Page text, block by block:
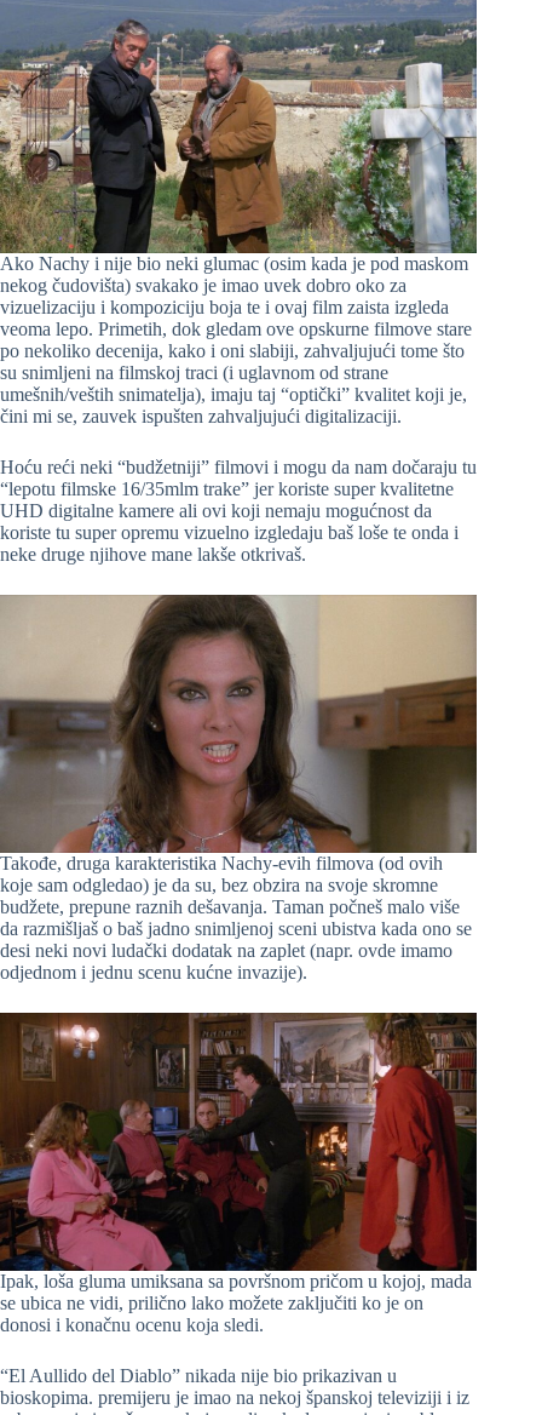
Ako Nachy i nije bio neki glumac (osim kada je pod maskom
nekog čudovišta) svakako je imao uvek dobro oko za
vizuelizaciju i kompoziciju boja te i ovaj film zaista izgleda
veoma lepo. Primetih, dok gledam ove opskurne filmove stare
po nekoliko decenija, kako i oni slabiji, zahvaljujući tome što
su snimljeni na filmskoj traci (i uglavnom od strane
umešnih/veštih snimatelja), imaju taj “optički” kvalitet koji je,
čini mi se, zauvek ispušten zahvaljujući digitalizaciji.
Hoću reći neki “budžetniji” filmovi i mogu da nam dočaraju tu
“lepotu filmske 16/35mlm trake” jer koriste super kvalitetne
UHD digitalne kamere ali ovi koji nemaju mogućnost da
koriste tu super opremu vizuelno izgledaju baš loše te onda i
neke druge njihove mane lakše otkrivaš.
Takođe, druga karakteristika Nachy-evih filmova (od ovih
koje sam odgledao) je da su, bez obzira na svoje skromne
budžete, prepune raznih dešavanja. Taman počneš malo više
da razmišljaš o baš jadno snimljenoj sceni ubistva kada ono se
desi neki novi ludački dodatak na zaplet (napr. ovde imamo
odjednom i jednu scenu kućne invazije).
Ipak, loša gluma umiksana sa površnom pričom u kojoj, mada
se ubica ne vidi, prilično lako možete zaključiti ko je on
donosi i konačnu ocenu koja sledi.
“El Aullido del Diablo” nikada nije bio prikazivan u
bioskopima. premijeru je imao na nekoj španskoj televiziji i iz